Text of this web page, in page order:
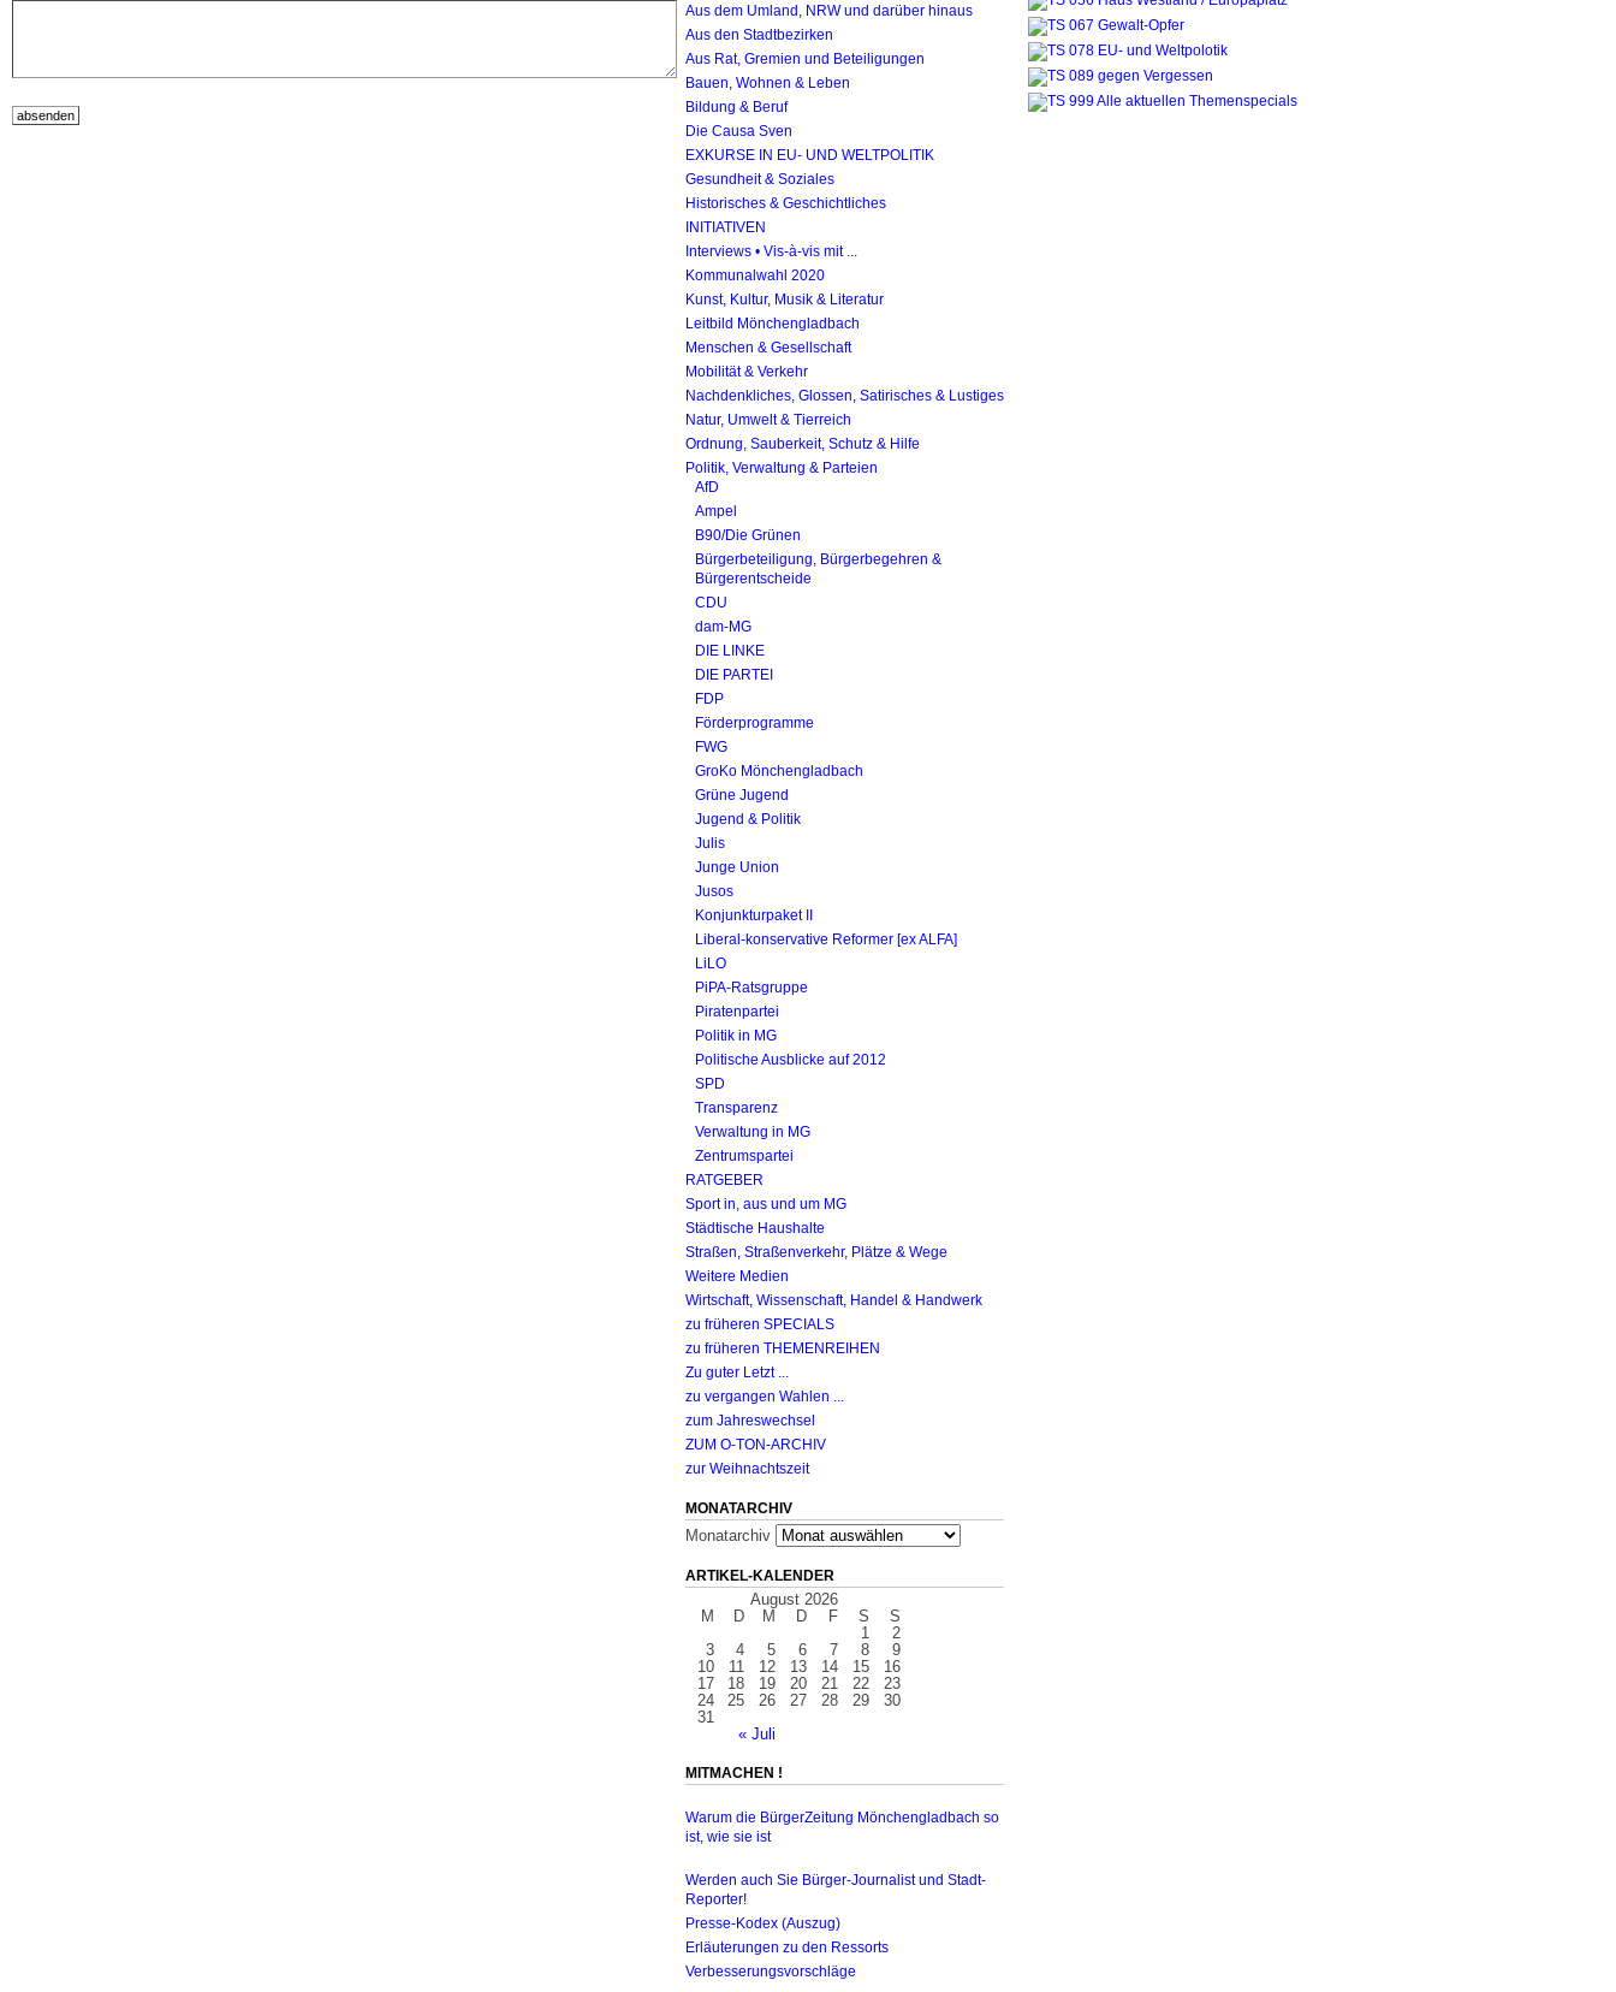
Aus dem Umland, NRW und darüber hinaus
Aus den Stadtbezirken
Aus Rat, Gremien und Beteiligungen
Bauen, Wohnen & Leben
Bildung & Beruf
Die Causa Sven
EXKURSE IN EU- UND WELTPOLITIK
Gesundheit & Soziales
Historisches & Geschichtliches
INITIATIVEN
Interviews • Vis-à-vis mit ...
Kommunalwahl 2020
Kunst, Kultur, Musik & Literatur
Leitbild Mönchengladbach
Menschen & Gesellschaft
Mobilität & Verkehr
Nachdenkliches, Glossen, Satirisches & Lustiges
Natur, Umwelt & Tierreich
Ordnung, Sauberkeit, Schutz & Hilfe
Politik, Verwaltung & Parteien
AfD
Ampel
B90/Die Grünen
Bürgerbeteiligung, Bürgerbegehren &
Bürgerentscheide
CDU
dam-MG
DIE LINKE
DIE PARTEI
FDP
Förderprogramme
FWG
GroKo Mönchengladbach
Grüne Jugend
Jugend & Politik
Julis
Junge Union
Jusos
Konjunkturpaket II
Liberal-konservative Reformer [ex ALFA]
LiLO
PiPA-Ratsgruppe
Piratenpartei
Politik in MG
Politische Ausblicke auf 2012
SPD
Transparenz
Verwaltung in MG
Zentrumspartei
RATGEBER
Sport in, aus und um MG
Städtische Haushalte
Straßen, Straßenverkehr, Plätze & Wege
Weitere Medien
Wirtschaft, Wissenschaft, Handel & Handwerk
zu früheren SPECIALS
zu früheren THEMENREIHEN
Zu guter Letzt ...
zu vergangen Wahlen ...
zum Jahreswechsel
ZUM O-TON-ARCHIV
zur Weihnachtszeit
MONATARCHIV
Monatarchiv
ARTIKEL-KALENDER
August 2026
M
D M D F S S
« Juli
1
2
3
4 5 6 7 8
9
10
11 12 13 14 15
16
17
18 19 20 21 22
23
24
25 26 27 28 29
30
31
MITMACHEN !
Warum die BürgerZeitung Mönchengladbach so
ist, wie sie ist
Werden auch Sie Bürger-Journalist und Stadt-
Reporter!
Presse-Kodex (Auszug)
Erläuterungen zu den Ressorts
Verbesserungsvorschläge